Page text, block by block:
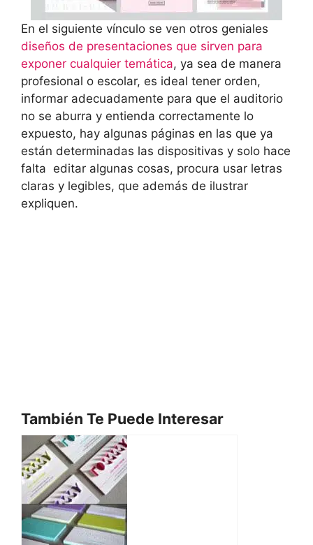
En el siguiente vínculo se ven otros geniales
diseños de presentaciones que sirven para
exponer cualquier temática, ya sea de manera
profesional o escolar, es ideal tener orden,
informar adecuadamente para que el auditorio
no se aburra y entienda correctamente lo
expuesto, hay algunas páginas en las que ya
están determinadas las dispositivas y solo hace
falta editar algunas cosas, procura usar letras
claras y legibles, que además de ilustrar
expliquen.
También Te Puede Interesar